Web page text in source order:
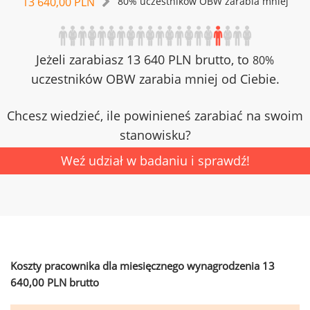
Jeżeli zarabiasz 13 640 PLN brutto, to 80%
uczestników OBW zarabia mniej od Ciebie.
Chcesz wiedzieć, ile powinieneś zarabiać na swoim
stanowisku?
Weź udział w badaniu i sprawdź!
Koszty pracownika dla miesięcznego wynagrodzenia 13
640,00 PLN brutto